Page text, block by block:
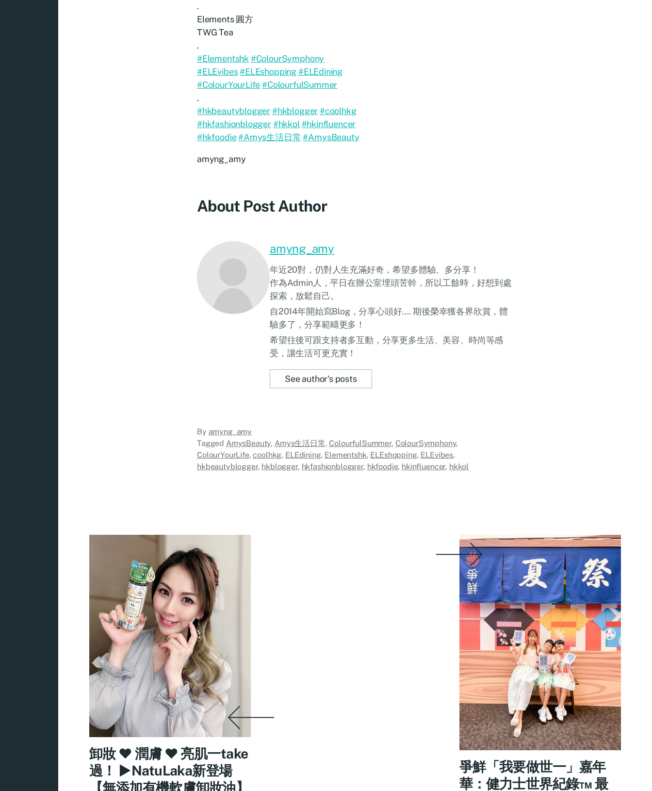
.
Elements 圓方
TWG Tea
.
#Elementshk #ColourSymphony
#ELEvibes#ELEshopping#ELEdining
#ColourYourLife#ColourfulSummer
.
#hkbeautyblogger#hkblogger#coolhkg
#hkfashionblogger#hkkol #hkinfluencer
#hkfoodie#Amys生活日常 #AmysBeauty
amyng_amy
About Post Author
amyng_amy
年近20對，仍對人生充滿好奇，希望多體驗、多分享！
作為Admin人，平日在辦公室埋頭苦幹，所以工餘時，好想到處
探索，放鬆自己。
自2014年開始寫Blog，分享心頭好…. 期後榮幸獲各界欣賞，體
驗多了，分享範疇更多！
希望往後可跟支持者多互動，分享更多生活、美容、時尚等感
受，讓生活可更充實！
See author's posts
By amyng_amy
Tagged AmysBeauty, Amys生活日常, ColourfulSummer, ColourSymphony,
ColourYourLife,coolhkg, ELEdining, Elementshk, ELEshopping, ELEvibes,
hkbeautyblogger, hkblogger, hkfashionblogger, hkfoodie, hkinfluencer, hkkol
卸妝 ♥ 潤膚 ♥ 亮肌一take
過！ ►NatuLaka新登場
【無添加有機軟膚卸妝油】
爭鮮「我要做世一」嘉年
華：健力士世界紀錄™ 最